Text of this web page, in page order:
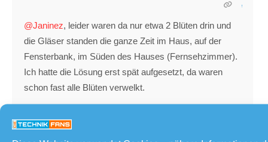
@Janinez, leider waren da nur etwa 2 Blüten drin und
die Gläser standen die ganze Zeit im Haus, auf der
Fensterbank, im Süden des Hauses (Fernsehzimmer).
Ich hatte die Lösung erst spät aufgesetzt, da waren
schon fast alle Blüten verwelkt.
kann/muss ich im Krankheitsfall einnehmen, auch max
10 Tropfen/Tag, wie bei denen von dir, vom letzten oder